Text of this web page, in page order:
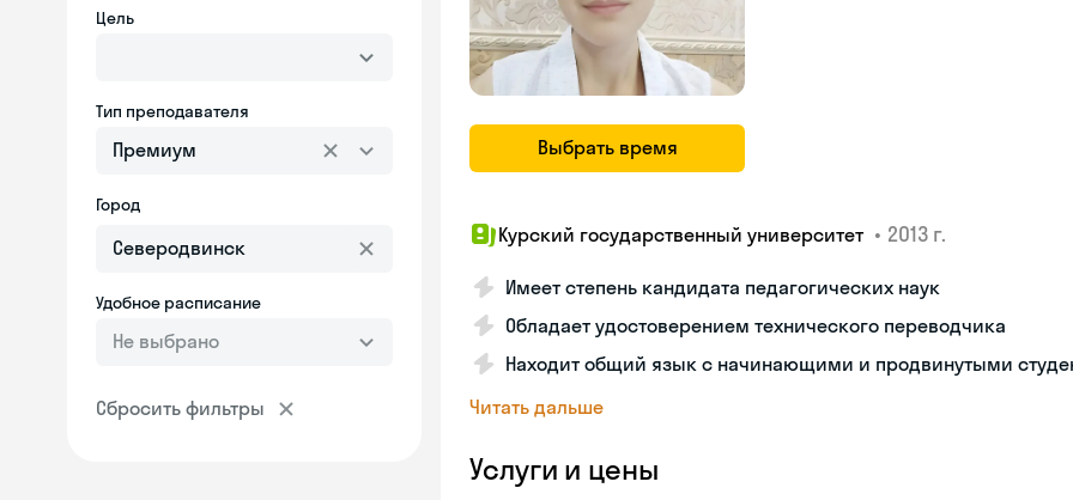
Цель
Тип преподавателя
Премиум
Город
Удобное расписание
Не выбрано
Сбросить фильтры
Выбрать время
Курский государственный университет • 2013 г.
Имеет степень кандидата педагогических наук
Обладает удостоверением технического переводчика
Находит общий язык с начинающими и продвинутыми
Читать дальше
Услуги и цены